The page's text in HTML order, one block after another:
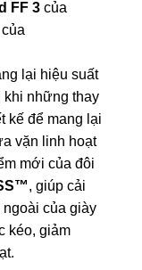
FF 3 của
của
lại hiệu suất
khi những thay
kế để mang lại
vặn linh hoạt
mới của đôi
, giúp cải
của giày
kéo, giảm